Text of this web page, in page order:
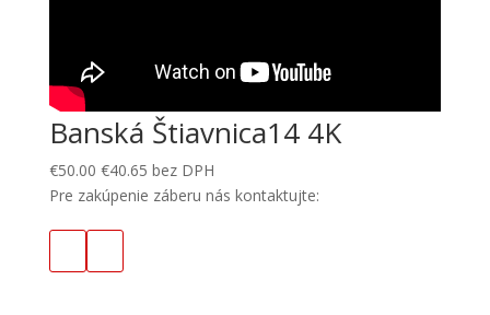
Banská Štiavnica14 4K
€50.00 €40.65 bez DPH
Pre zakúpenie záberu nás kontaktujte: